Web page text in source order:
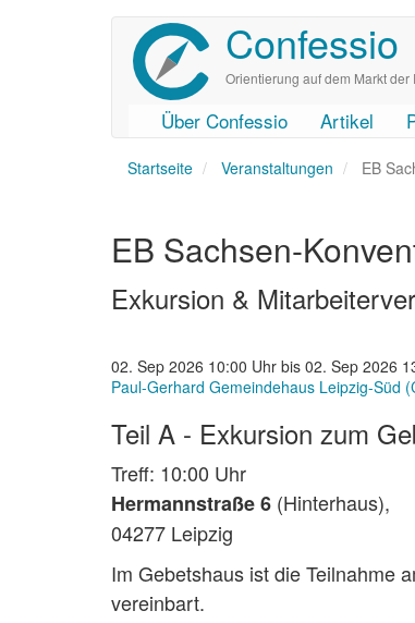
Confessio
Orientierung auf dem Markt der
User
account
Main
navigation
Über Confessio Artikel
Startseite Veranstaltungen EB
EB Sachsen-
Exkursion &
02. Sep 2026 10:00 Uhr bis 02. Sep 2026
Paul-Gerhard Gemeindehaus Leipzig-Süd
Teil A - Exkursion zum
Treff: 10:00 Uhr
Hermannstraße 6 (Hinterhaus),
04277 Leipzig
Im Gebetshaus ist die Teilnahme
vereinbart.